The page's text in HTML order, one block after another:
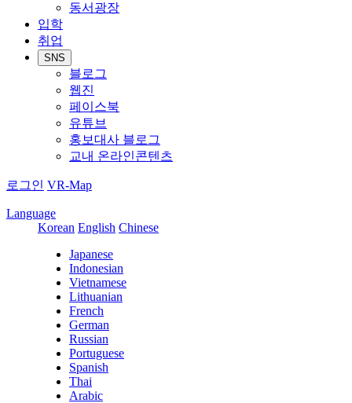
동서광장
입학
취업
SNS
블로그
웹진
페이스북
유튜브
홍보대사 블로그
교내 온라인콘텐츠
로그인 VR-Map
Language
Korean English Chinese
Japanese
Indonesian
Vietnamese
Lithuanian
French
German
Russian
Portuguese
Spanish
Thai
Arabic